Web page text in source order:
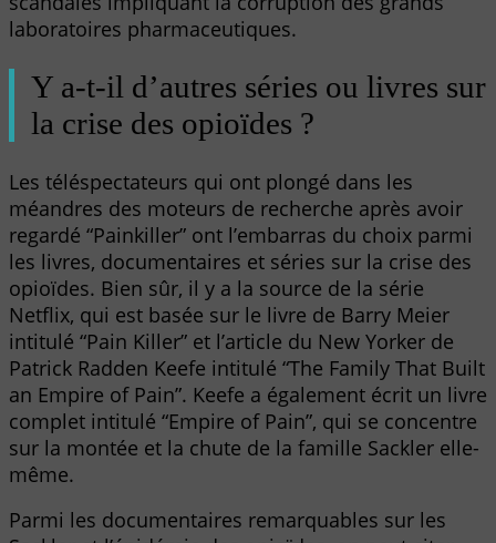
laboratoires pharmaceutiques.
Y a-t-il d’autres séries ou livres sur
la crise des opioïdes ?
Les téléspectateurs qui ont plongé dans les
méandres des moteurs de recherche après avoir
regardé “Painkiller” ont l’embarras du choix parmi
les livres, documentaires et séries sur la crise des
opioïdes. Bien sûr, il y a la source de la série
Netflix, qui est basée sur le livre de Barry Meier
intitulé “Pain Killer” et l’article du New Yorker de
Patrick Radden Keefe intitulé “The Family That Built
an Empire of Pain”. Keefe a également écrit un livre
complet intitulé “Empire of Pain”, qui se concentre
sur la montée et la chute de la famille Sackler elle-
même.
Parmi les documentaires remarquables sur les